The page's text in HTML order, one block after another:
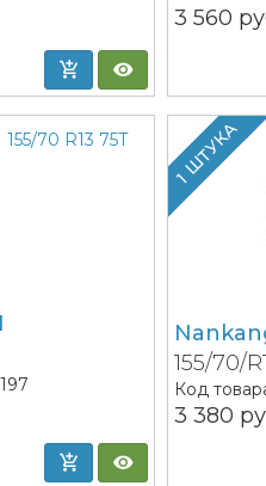
3 560
1 ШТУКА
155/70/
Код
3 380